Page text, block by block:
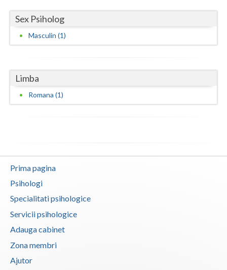
Vaslui
Vrancea
Sex Psiholog
Masculin (1)
Limba
Romana (1)
Prima pagina
Psihologi
Specialitati psihologice
Servicii psihologice
Adauga cabinet
Zona membri
Ajutor